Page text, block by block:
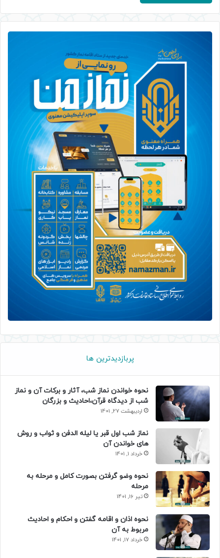
پربازدیدترین ها
نحوه خواندن نماز شب، آثار و برکات آن و نماز
شب از دیدگاه قرآن،احادیث و بزرگان
اردیبهشت 27, 1401
نماز شب اول قبر یا لیله الدفن و ثواب و روش
های خواندن آن
خرداد 1, 1401
نحوه وضو گرفتن بصورت کامل و مرحله به
مرحله
تیر 16, 1401
نحوه اذان و اقامه گفتن و احکام و احادیث
مربوط به آن
خرداد 17, 1401